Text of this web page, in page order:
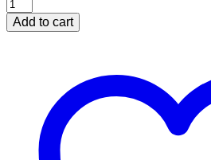
egg
glass
Add to cart